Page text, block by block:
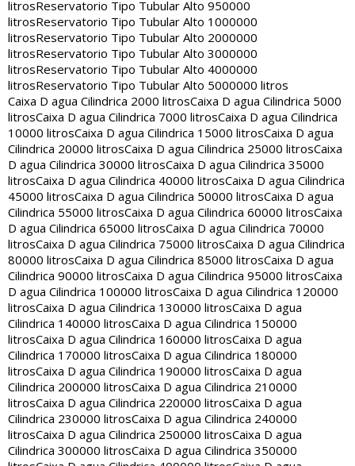
litrosReservatorio Tipo Tubular Alto 950000
litrosReservatorio Tipo Tubular Alto 1000000
litrosReservatorio Tipo Tubular Alto 2000000
litrosReservatorio Tipo Tubular Alto 3000000
litrosReservatorio Tipo Tubular Alto 4000000
litrosReservatorio Tipo Tubular Alto 5000000 litros
Caixa D agua Cilindrica 2000 litrosCaixa D agua Cilindrica 5000
litrosCaixa D agua Cilindrica 7000 litrosCaixa D agua Cilindrica
10000 litrosCaixa D agua Cilindrica 15000 litrosCaixa D agua
Cilindrica 20000 litrosCaixa D agua Cilindrica 25000 litrosCaixa
D agua Cilindrica 30000 litrosCaixa D agua Cilindrica 35000
litrosCaixa D agua Cilindrica 40000 litrosCaixa D agua Cilindrica
45000 litrosCaixa D agua Cilindrica 50000 litrosCaixa D agua
Cilindrica 55000 litrosCaixa D agua Cilindrica 60000 litrosCaixa
D agua Cilindrica 65000 litrosCaixa D agua Cilindrica 70000
litrosCaixa D agua Cilindrica 75000 litrosCaixa D agua Cilindrica
80000 litrosCaixa D agua Cilindrica 85000 litrosCaixa D agua
Cilindrica 90000 litrosCaixa D agua Cilindrica 95000 litrosCaixa
D agua Cilindrica 100000 litrosCaixa D agua Cilindrica 120000
litrosCaixa D agua Cilindrica 130000 litrosCaixa D agua
Cilindrica 140000 litrosCaixa D agua Cilindrica 150000
litrosCaixa D agua Cilindrica 160000 litrosCaixa D agua
Cilindrica 170000 litrosCaixa D agua Cilindrica 180000
litrosCaixa D agua Cilindrica 190000 litrosCaixa D agua
Cilindrica 200000 litrosCaixa D agua Cilindrica 210000
litrosCaixa D agua Cilindrica 220000 litrosCaixa D agua
Cilindrica 230000 litrosCaixa D agua Cilindrica 240000
litrosCaixa D agua Cilindrica 250000 litrosCaixa D agua
Cilindrica 300000 litrosCaixa D agua Cilindrica 350000